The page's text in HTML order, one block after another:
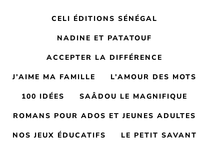
CELI ÉDITIONS SÉNÉGAL
NADINE ET PATATOUF
ACCEPTER LA DIFFÉRENCE
J’AIME MA FAMILLE L’AMOUR DES MOTS
100 IDÉES SAÂDOU LE MAGNIFIQUE
ROMANS POUR ADOS ET JEUNES ADULTES
NOS JEUX ÉDUCATIFS LE PETIT SAVANT